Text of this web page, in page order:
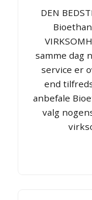
DEN
samme dag
service er
end
anbefale
valg